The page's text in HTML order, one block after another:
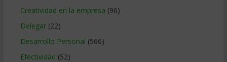
Creatividad en la empresa (96)
Delegar(22)
Desarrollo Personal (566)
Efectividad (52)